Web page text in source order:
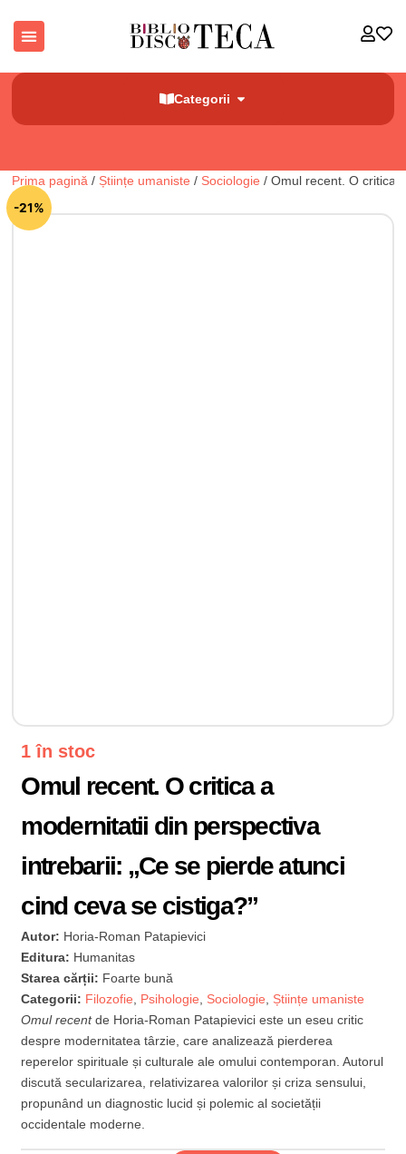
Categorii
Prima pagină / Științe umaniste / Sociologie / Omul recent. O critica
-21%
🔍
1 în stoc
Omul recent. O critica a
modernitatii din perspectiva
intrebarii: „Ce se pierde atunci
cind ceva se cistiga?”
Autor: Horia-Roman Patapievici
Editura: Humanitas
Starea cărții: Foarte bună
Categorii: Filozofie, Psihologie, Sociologie, Științe umaniste
Omul recentde Horia-Roman Patapievici este un eseu critic
despre modernitatea târzie, care analizează pierderea
reperelor spirituale și culturale ale omului contemporan. Autorul
discută secularizarea, relativizarea valorilor și criza sensului,
propunând un diagnostic lucid și polemic al societății
occidentale moderne.